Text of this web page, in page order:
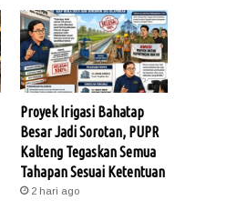
Proyek Irigasi Bahatap
Besar Jadi Sorotan, PUPR
Kalteng Tegaskan Semua
Tahapan Sesuai Ketentuan
2 hari ago